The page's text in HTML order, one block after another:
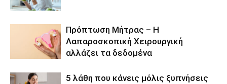
Πρόπτωση Μήτρας – Η
Λαπαροσκοπική Χειρουργική
αλλάζει τα δεδομένα
5 λάθη που κάνεις μόλις ξυπνήσεις